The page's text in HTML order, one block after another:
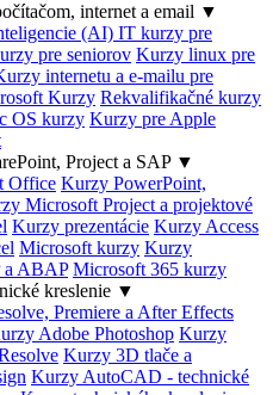
internet a email ▼
(AI) IT kurzy pre
pre seniorov Kurzy linux pre
internetu a e-mailu pre
Kurzy Rekvalifikačné kurzy
OS kurzy Kurzy pre Apple
Project a SAP ▼
Office Kurzy PowerPoint,
Microsoft Project a projektové
Kurzy prezentácie Kurzy Access
Microsoft kurzy Kurzy
a ABAP Microsoft 365 kurzy
kreslenie ▼
Premiere a After Effects
Adobe Photoshop Kurzy
Kurzy 3D tlače a
Kurzy AutoCAD - technické